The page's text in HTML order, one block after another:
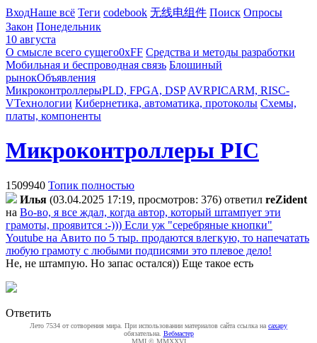
ВходНаше всё Теги codebook 无线电组件 Поиск Опросы
Закон Понедельник
10 августа
О смысле всего сущего0xFF Средства и методы разработки
Мобильная и беспроводная связь Блошиный
рынокОбъявления
МикроконтроллерыPLD, FPGA, DSP AVRPICARM, RISC-
VТехнологии Кибернетика, автоматика, протоколы Схемы,
платы, компоненты
Микроконтроллеры PIC
1509940 Топик полностью
Илья (03.04.2025 17:19, просмотров: 376) ответил reZident
на Во-во, я все ждал, когда автор, который штампует эти
грамоты, проявится :-))) Если уж "серебряные кнопки"
Youtube на Авито по 5 тыр. продаются влегкую, то напечатать
любую грамоту с любыми подписями это плевое дело!
Не, не штампую. Но запас остался)) Еще такое есть
Ответить
Лето 7534 от сотворения мира. При использовании материалов сайта ссылка на caxapу
обязательна. Вебмастер
MMI © MMXXVI